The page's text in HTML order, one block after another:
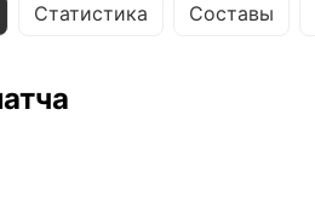
Статистика Составы